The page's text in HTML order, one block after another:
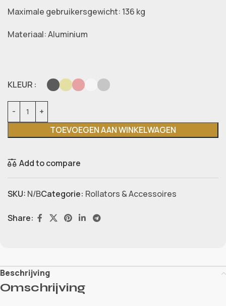
Maximale gebruikersgewicht: 136 kg
Materiaal: Aluminium
KLEUR
TOEVOEGEN AAN WINKELWAGEN
Add to compare
SKU: N/BCategorie: Rollators & Accessoires
Share:
Beschrijving
Omschrijving